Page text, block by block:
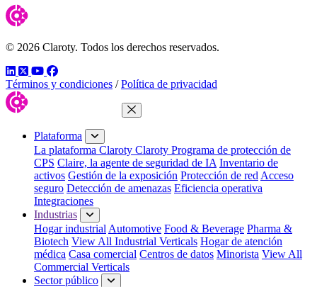
© 2026 Claroty. Todos los derechos reservados.
LinkedIn
TwitterYouTube
Facebook
Términos y condiciones / Política de privacidad
Cerrar menú
Plataforma
La plataforma Claroty Claroty Programa de protección de
CPS Claire, la agente de seguridad de IA Inventario de
activos Gestión de la exposición Protección de red Acceso
seguro Detección de amenazas Eficiencia operativa
Integraciones
Industrias
Hogar industrial Automotive Food & Beverage Pharma &
Biotech View All Industrial Verticals Hogar de atención
médica Casa comercial Centros de datos Minorista View All
Commercial Verticals
Sector público